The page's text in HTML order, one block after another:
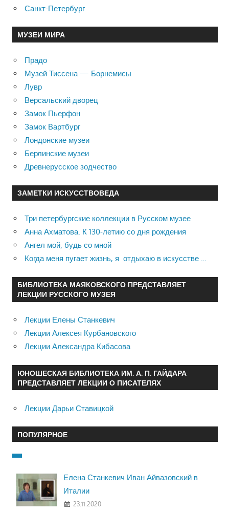
Санкт-Петербург
МУЗЕИ МИРА
Прадо
Музей Тиссена — Борнемисы
Лувр
Версальский дворец
Замок Пьерфон
Замок Вартбург
Лондонские музеи
Берлинские музеи
Древнерусское зодчество
ЗАМЕТКИ ИСКУССТВОВЕДА
Три петербургские коллекции в Русском музее
Анна Ахматова. К 130-летию со дня рождения
Ангел мой, будь со мной
Когда меня пугает жизнь, я отдыхаю в искусстве …
БИБЛИОТЕКА МАЯКОВСКОГО ПРЕДСТАВЛЯЕТ
ЛЕКЦИИ РУССКОГО МУЗЕЯ
Лекции Елены Станкевич
Лекции Алексея Курбановского
Лекции Александра Кибасова
ЮНОШЕСКАЯ БИБЛИОТЕКА ИМ. А. П. ГАЙДАРА
ПРЕДСТАВЛЯЕТ ЛЕКЦИИ О ПИСАТЕЛЯХ
Лекции Дарьи Ставицкой
ПОПУЛЯРНОЕ
Елена Станкевич Иван Айвазовский в
Италии
23.11.2020